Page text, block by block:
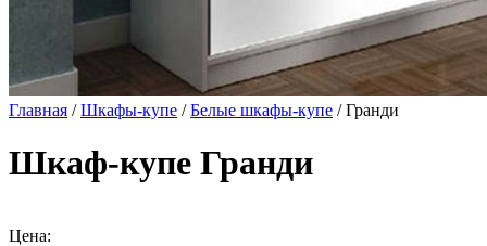
Главная /Шкафы-купе /Белые шкафы-купе / Гранди
Шкаф-купе Гранди
Цена: